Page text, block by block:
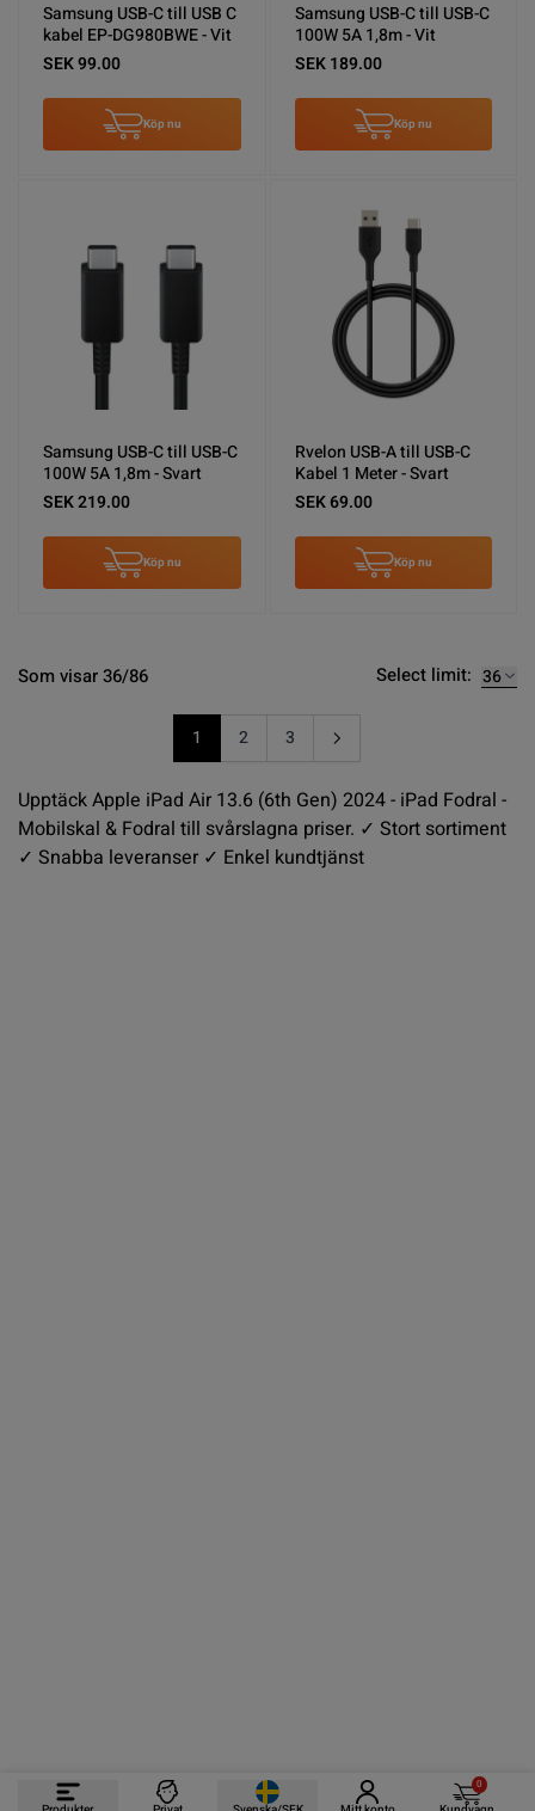
Samsung USB-C till USB C
kabel EP-DG980BWE - Vit
SEK 99.00
Köp nu
Samsung USB-C till USB-C
100W 5A 1,8m - Vit
SEK 189.00
Köp nu
Samsung USB-C till USB-C
100W 5A 1,8m - Svart
SEK 219.00
Köp nu
Rvelon USB-A till USB-C
Kabel 1 Meter - Svart
SEK 69.00
Köp nu
Som visar 36/86
You're currently reading page
1 Sida
2 Sida
3
Select limit:
Upptäck Apple iPad Air 13.6 (6th Gen) 2024 - iPad Fodral -
Mobilskal & Fodral till svårslagna priser. ✓ Stort sortiment
✓ Snabba leveranser ✓ Enkel kundtjänst
0